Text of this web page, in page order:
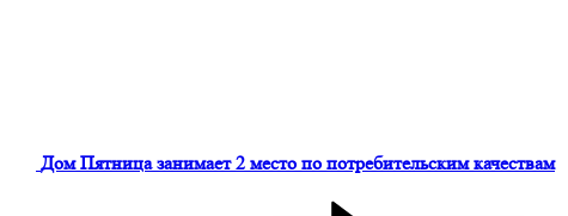
Дом Пятница занимает 2 место по потребительским качествам